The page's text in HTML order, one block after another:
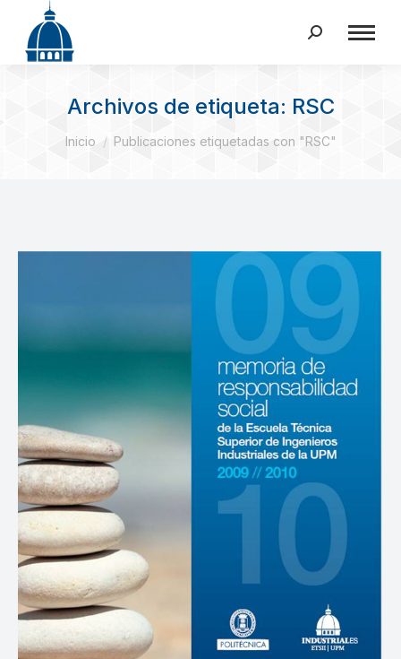
Buscar:
Archivos de etiqueta: RSC
Estás aquí:
Inicio Publicaciones etiquetadas con "RSC"